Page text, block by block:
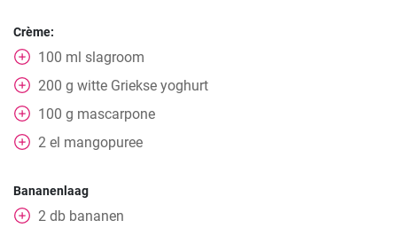
Crème:
100 ml slagroom
200 g witte Griekse yoghurt
100 g mascarpone
2 el mangopuree
Bananenlaag
2 db bananen